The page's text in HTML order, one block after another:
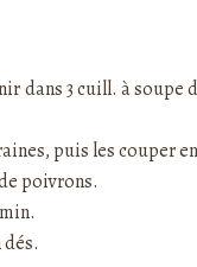
dans 3 cuill. à soupe
puis les couper
poivrons.